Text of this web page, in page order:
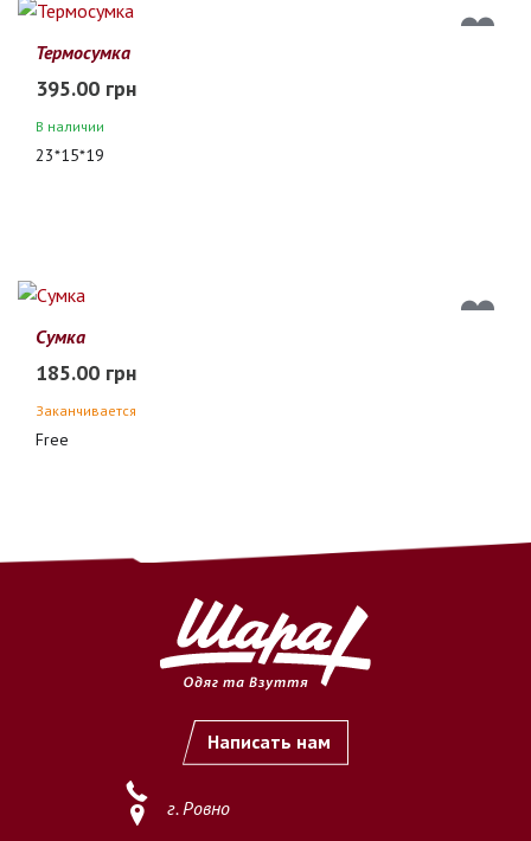
Термосумка
395.00 грн
В наличии
23*15*19
Сумка
185.00 грн
Заканчивается
Free
Написать нам
г. Ровно